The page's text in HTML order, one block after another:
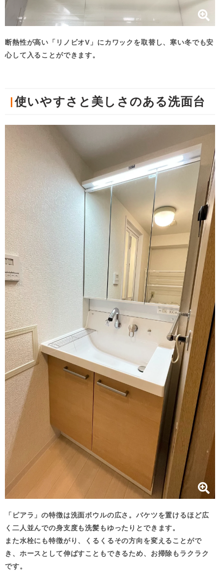
断熱性が高い「リノビオV」にカワックを取替し、寒い冬でも安
心して入ることができます。
使いやすさと美しさのある洗面台
「ピアラ」の特徴は洗面ボウルの広さ。バケツを置けるほど広
く二人並んでの身支度も洗髪もゆったりとできます。
また水栓にも特徴がり、くるくるその方向を変えることがで
き、ホースとして伸ばすこともできるため、お掃除もラクラク
です。